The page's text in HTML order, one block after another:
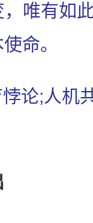
唯有如
命。
;人机